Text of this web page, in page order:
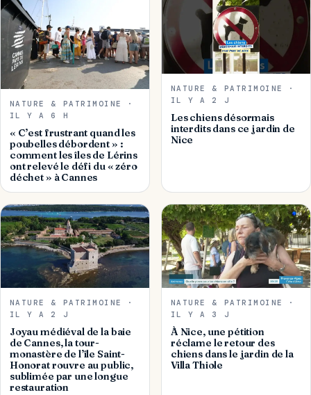
NATURE & PATRIMOINE ·
IL Y A 6 H
« C’est frustrant quand les
poubelles débordent » :
comment les îles de Lérins
ont relevé le défi du « zéro
déchet » à Cannes
NATURE & PATRIMOINE ·
IL Y A 2 J
Les chiens désormais
interdits dans ce jardin de
Nice
NATURE & PATRIMOINE ·
IL Y A 2 J
Joyau médiéval de la baie
de Cannes, la tour-
monastère de l’île Saint-
Honorat rouvre au public,
sublimée par une longue
restauration
NATURE & PATRIMOINE ·
IL Y A 3 J
À Nice, une pétition
réclame le retour des
chiens dans le jardin de la
Villa Thiole